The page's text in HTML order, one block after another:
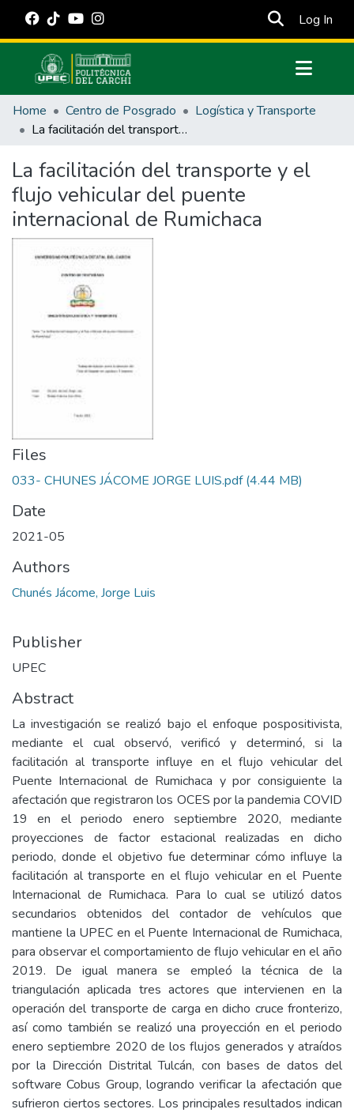
Log In
Communities & Collections
All of DSpace
Estadísticas Externas
Manuales
Home Centro de Posgrado
Logística y Transporte
La facilitación del transporte y el flujo vehicular del puente internacional de Rumichaca
La facilitación del transporte y el
flujo vehicular del puente
internacional de Rumichaca
Files
033- CHUNES JÁCOME JORGE LUIS.pdf(4.44 MB)
Date
2021-05
Authors
Chunés Jácome, Jorge Luis
Publisher
UPEC
Abstract
La investigación se realizó bajo el enfoque pospositivista,
mediante el cual observó, verificó y determinó, si la
facilitación al transporte influye en el flujo vehicular del
Puente Internacional de Rumichaca y por consiguiente la
afectación que registraron los OCES por la pandemia COVID
19 en el periodo enero septiembre 2020, mediante
proyecciones de factor estacional realizadas en dicho
periodo, donde el objetivo fue determinar cómo influye la
facilitación al transporte en el flujo vehicular en el Puente
Internacional de Rumichaca. Para lo cual se utilizó datos
secundarios obtenidos del contador de vehículos que
mantiene la UPEC en el Puente Internacional de Rumichaca,
para observar el comportamiento de flujo vehicular en el año
2019. De igual manera se empleó la técnica de la
triangulación aplicada tres actores que intervienen en la
operación del transporte de carga en dicho cruce fronterizo,
así como también se realizó una proyección en el periodo
enero septiembre 2020 de los flujos generados y atraídos
por la Dirección Distrital Tulcán, con bases de datos del
software Cobus Group, logrando verificar la afectación que
sufrieron ciertos sectores. Los principales resultados indican